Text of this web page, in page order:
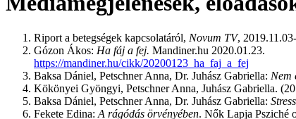
Riport a betegségek kapcsolatáról, Novum TV,
Gózon Ákos: Ha fáj a fej. Mandiner.hu 2020.01.23.
https://mandiner.hu/cikk/20200123_ha_faj_a_fej
Baksa Dániel, Petschner Anna, Dr. Juhász Gabriella: Nem
Kökönyei Gyöngyi, Petschner Anna, Juhász Gabriella.
Baksa Dániel, Petschner Anna, Dr. Juhász Gabriella:
Fekete Edina: A rágódás örvényében. Nők Lapja Psziché